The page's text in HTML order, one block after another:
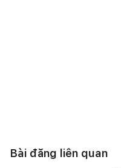
Bài đăng liên quan